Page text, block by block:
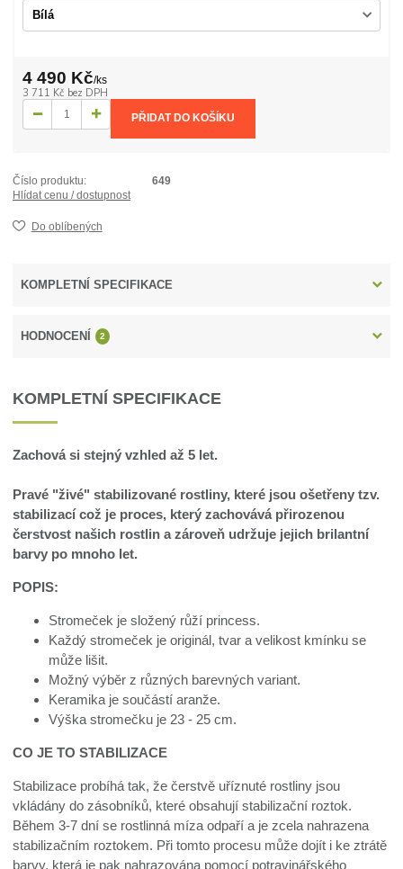
4 490 Kč/ks
3 711 Kč bez DPH
PŘIDAT DO KOŠÍKU
Číslo produktu:
649
Hlídat cenu / dostupnost
Do oblíbených
KOMPLETNÍ SPECIFIKACE
HODNOCENÍ 2
KOMPLETNÍ SPECIFIKACE
Zachová si stejný vzhled až 5 let.
Pravé "živé" stabilizované rostliny, které jsou ošetřeny tzv.
stabilizací což je proces, který zachovává přirozenou
čerstvost našich rostlin a zároveň udržuje jejich brilantní
barvy po mnoho let.
POPIS:
Stromeček je složený růží princess.
Každý stromeček je originál, tvar a velikost kmínku se
může lišit.
Možný výběr z různých barevných variant.
Keramika je součástí aranže.
Výška stromečku je 23 - 25 cm.
CO JE TO STABILIZACE
Stabilizace probíhá tak, že čerstvě uříznuté rostliny jsou
vkládány do zásobníků, které obsahují stabilizační roztok.
Během 3-7 dní se rostlinná míza odpaří a je zcela nahrazena
stabilizačním roztokem. Při tomto procesu může dojít i ke ztrátě
barvy, která je pak nahrazována pomocí potravinářského